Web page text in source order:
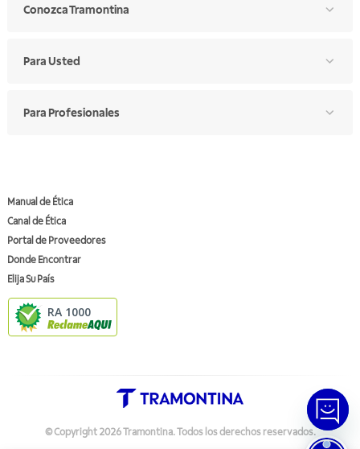
Conozca Tramontina
Para Usted
Para Profesionales
Manual de Ética
Canal de Ética
Portal de Proveedores
Donde Encontrar
Elija Su País
RA 1000
© Copyright 2026Tramontina.Todos los derechos reservados.